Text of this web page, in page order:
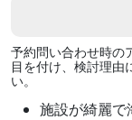
予約問い合わせ時の
目を付け、検討理由
い。
施設が綺麗で